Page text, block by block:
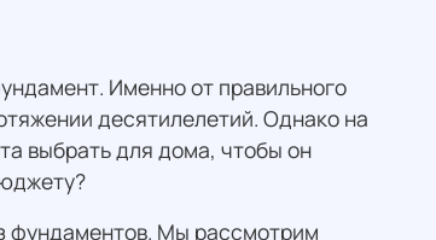
Именно от правильного
десятилелетий. Однако на
выбрать для дома, чтобы он
фундаментов. Мы рассмотрим